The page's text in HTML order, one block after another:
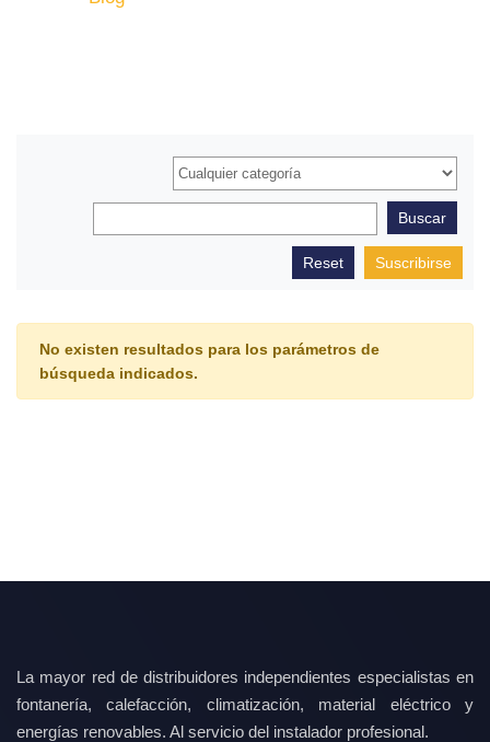
Suscribirse
No existen resultados para los parámetros de
búsqueda indicados.
La mayor red de distribuidores independientes especialistas en
fontanería, calefacción, climatización, material eléctrico y
energías renovables. Al servicio del instalador profesional.